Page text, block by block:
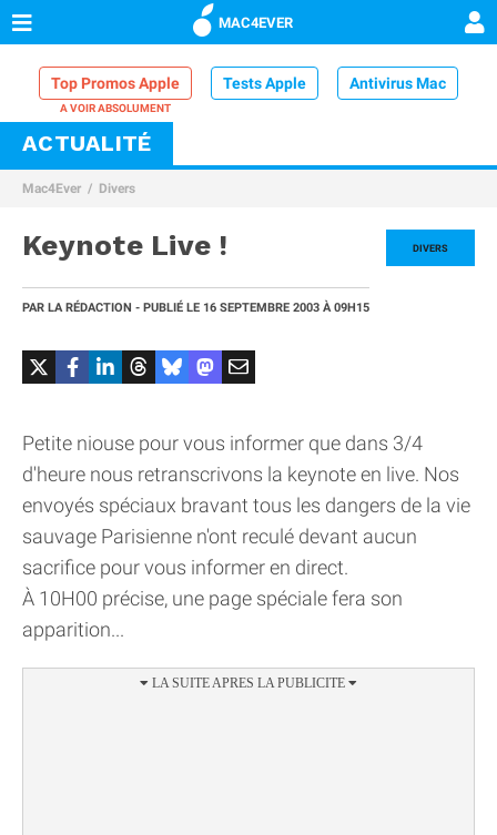
MAC4EVER
Top Promos Apple Tests Apple Antivirus Mac
VPN Mac
Comparatif iPhone
ACTUALITÉ
Mac4Ever Divers
DIVERS
Keynote Live !
PAR LA RÉDACTION - PUBLIÉ LE 16 SEPTEMBRE 2003 À 09H15
Petite niouse pour vous informer que dans 3/4
d'heure nous retranscrivons la keynote en live. Nos
envoyés spéciaux bravant tous les dangers de la vie
sauvage Parisienne n'ont reculé devant aucun
sacrifice pour vous informer en direct.
À 10H00 précise, une page spéciale fera son
apparition...